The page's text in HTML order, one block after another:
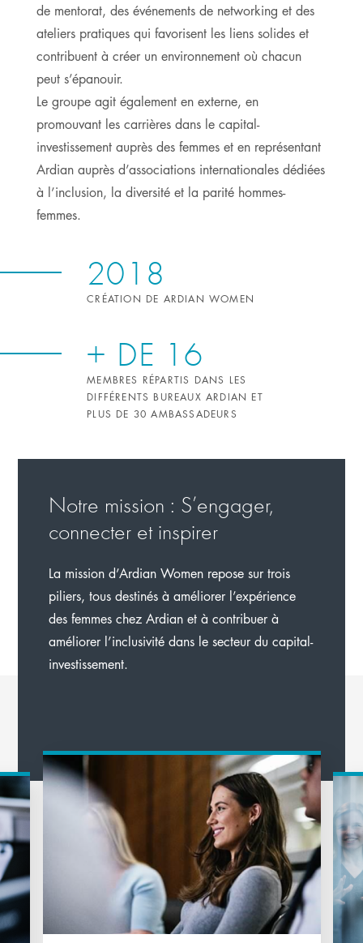
de mentorat, des événements de networking et des
ateliers pratiques qui favorisent les liens solides et
contribuent à créer un environnement où chacun
peut s’épanouir.
Le groupe agit également en externe, en
promouvant les carrières dans le capital-
investissement auprès des femmes et en représentant
Ardian auprès d’associations internationales dédiées
à l’inclusion, la diversité et la parité hommes-
femmes.
2018
CRÉATION DE ARDIAN WOMEN
+ DE 16
MEMBRES RÉPARTIS DANS LES
DIFFÉRENTS BUREAUX ARDIAN ET
PLUS DE 30 AMBASSADEURS
Notre mission : S’engager,
connecter et inspirer
La mission d’Ardian Women repose sur trois
piliers, tous destinés à améliorer l’expérience
des femmes chez Ardian et à contribuer à
améliorer l’inclusivité dans le secteur du capital-
investissement.